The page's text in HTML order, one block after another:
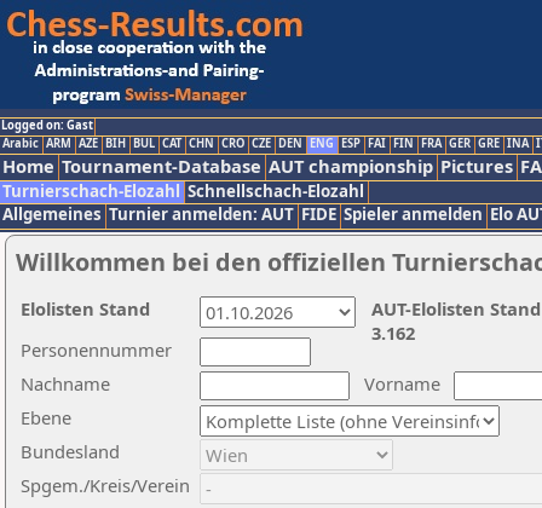
Logged on: Gast
Arabic ARM AZE BIH BUL CAT CHN CRO CZE DEN ENG ESP FAI FIN FRA GER GRE INA
Home Tournament-Database AUT championship Pictures
Turnierschach-Elozahl Schnellschach-Elozahl
Allgemeines Turnier anmelden: AUT FIDE Spieler anmelden Elo
Willkommen bei den offiziellen
Nachname
Vorname
Ebene
Personennummer
Bundesland
Spgem./Kreis/Verein
AUT-Elolisten
3.162
Elolisten Stand